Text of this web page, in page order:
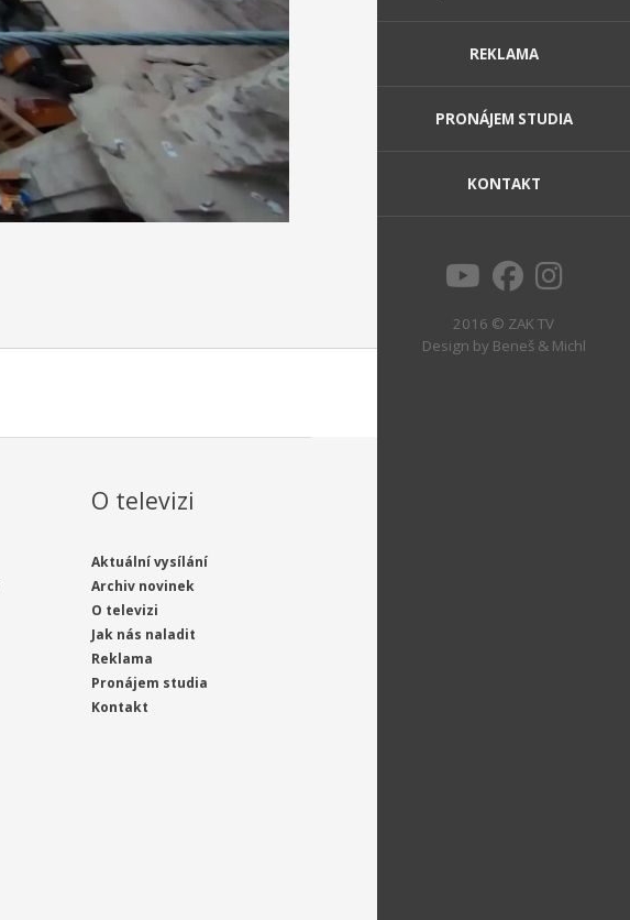
REKLAMA
PRONÁJEM STUDIA
KONTAKT
2016 © ZAK TV
Design by Beneš & Michl
O televizi
Aktuální vysílání
Archiv novinek
O televizi
Jak nás naladit
Reklama
Pronájem studia
Kontakt